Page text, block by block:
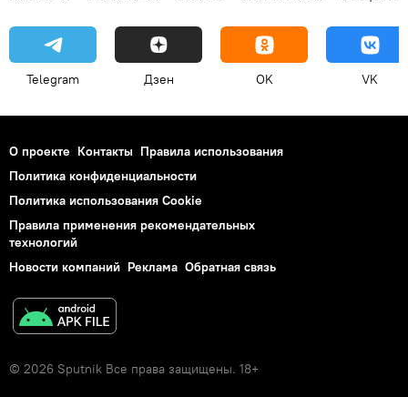
Telegram Дзен OK VK
О проекте Контакты Правила использования
Политика конфиденциальности
Политика использования Cookie
Правила применения рекомендательных
технологий
Новости компаний Реклама Обратная связь
© 2026 Sputnik Все права защищены. 18+